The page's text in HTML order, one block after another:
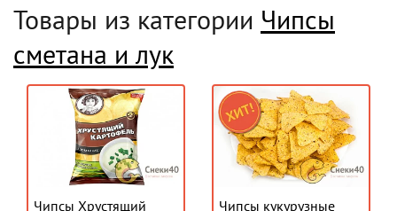
Товары из категории Чипсы
сметана и лук
Чипсы Хрустящий
Чипсы кукурузные